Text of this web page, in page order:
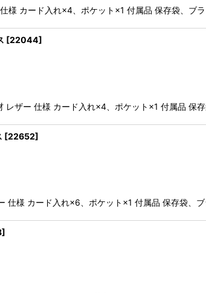
カード入れ×4、ポケット×1 付属品 保存袋、ブ
[22044]
ザー 仕様 カード入れ×4、ポケット×1 付属品 保
[22652]
様 カード入れ×6、ポケット×1 付属品 保存袋、
]